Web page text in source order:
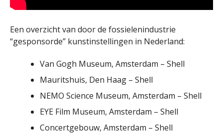
Een overzicht van door de fossielenindustrie
“gesponsorde” kunstinstellingen in Nederland:
Van Gogh Museum, Amsterdam – Shell
Mauritshuis, Den Haag – Shell
NEMO Science Museum, Amsterdam – Shell
EYE Film Museum, Amsterdam – Shell
Concertgebouw, Amsterdam – Shell